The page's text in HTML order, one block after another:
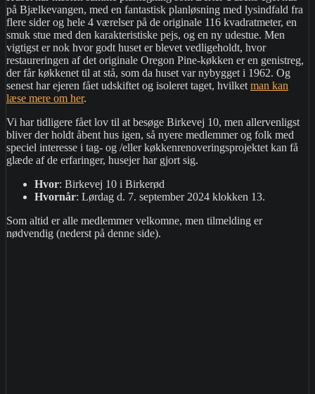
på Bjælkevangen, med en fantastisk planløsning med lysindfald fra
flere sider og hele 4 værelser på de originale 116 kvadratmeter, en
smuk stue med den karakteristiske pejs, og en ny udestue. Men
vigtigst er nok hvor godt huset er blevet vedligeholdt, hvor
restaureringen af det originale Oregon Pine-køkken er en genistreg,
der får køkkenet til at stå, som da huset var nybygget i 1962. Og
senest har ejeren fået udskiftet og isoleret taget, hvilket man kan
læse mere om her.
Vi har tidligere fået lov til at besøge Birkevej 10, men allervenligst
bliver der holdt åbent hus igen, så nyere medlemmer og folk med
speciel interesse i tag- og /eller køkkenrenoveringsprojektet kan få
glæde af de erfaringer, husejer har gjort sig.
Hvor: Birkevej 10 i Birkerød
Hvornår: Lørdag d. 7. september 2024 klokken 13.
Som altid er alle medlemmer velkomne, men tilmelding er
nødvendig (nederst på denne side).